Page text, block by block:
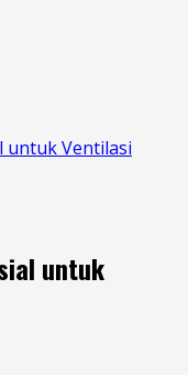
untuk Ventilasi
untuk